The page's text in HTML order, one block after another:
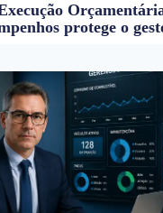
protege o